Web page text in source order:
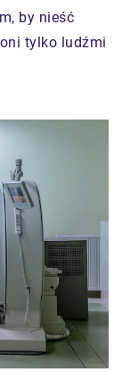
by nieść
tylko ludźmi